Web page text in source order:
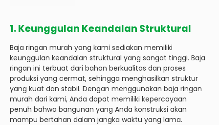
1. Keunggulan Keandalan Struktural
Baja ringan murah yang kami sediakan memiliki
keunggulan keandalan struktural yang sangat tinggi. Baja
ringan ini terbuat dari bahan berkualitas dan proses
produksi yang cermat, sehingga menghasilkan struktur
yang kuat dan stabil. Dengan menggunakan baja ringan
murah dari kami, Anda dapat memiliki kepercayaan
penuh bahwa bangunan yang Anda konstruksi akan
mampu bertahan dalam jangka waktu yang lama.